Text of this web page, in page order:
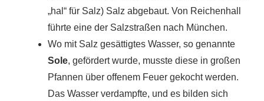
„hal“ für Salz) Salz abgebaut. Von Reichenhall
führte eine der Salzstraßen nach München.
Wo mit Salz gesättigtes Wasser, so genannte
Sole, gefördert wurde, musste diese in großen
Pfannen über offenem Feuer gekocht werden.
Das Wasser verdampfte, und es bilden sich